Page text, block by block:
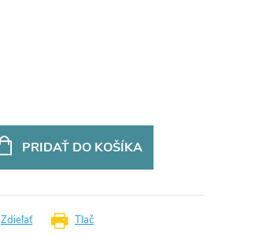
PRIDAŤ DO KOŠÍKA
Tlač
Zdieľať